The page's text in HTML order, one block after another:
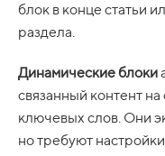
блок в конце статьи
раздела.
Динамические блоки
связанный контент на
ключевых слов. Они
но требуют